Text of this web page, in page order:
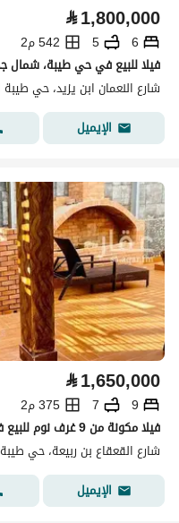
⃁1,800,000
6
5
542 م2
فيلا للبيع في حي طيبة، شمال
شارع النعمان ابن يزيد، حي
الإيميل
⃁1,650,000
9
7
375 م2
فيلا مكونة من 9 غرف نوم للبيع في حي طيبة، جدة
شارع القعقاع بن ربيعة، حي
الإيميل